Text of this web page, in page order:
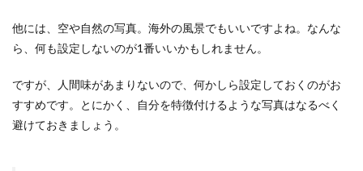
他には、空や自然の写真。海外の風景でもいいですよね。なんな
ら、何も設定しないのが1番いいかもしれません。
ですが、人間味があまりないので、何かしら設定しておくのがお
すすめです。とにかく、自分を特徴付けるような写真はなるべく
避けておきましょう。